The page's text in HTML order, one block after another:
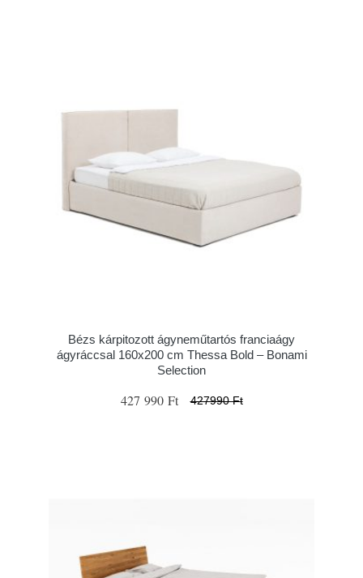
Bézs kárpitozott ágyneműtartós franciaágy
ágyráccsal 160x200 cm Thessa Bold – Bonami
Selection
427 990 Ft 427990 Ft